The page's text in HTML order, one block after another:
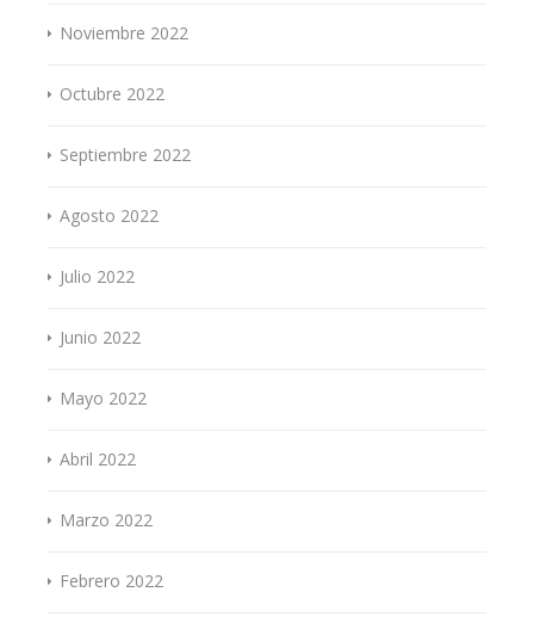
Noviembre 2022
Octubre 2022
Septiembre 2022
Agosto 2022
Julio 2022
Junio 2022
Mayo 2022
Abril 2022
Marzo 2022
Febrero 2022